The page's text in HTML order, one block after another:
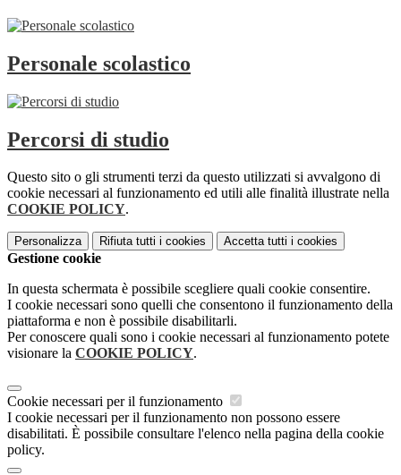
Personale scolastico
Percorsi di studio
Questo sito o gli strumenti terzi da questo utilizzati si avvalgono di
cookie necessari al funzionamento ed utili alle finalità illustrate nella
COOKIE POLICY.
Personalizza Rifiuta tutti i cookies Accetta tutti i cookies
Gestione cookie
In questa schermata è possibile scegliere quali cookie consentire.
I cookie necessari sono quelli che consentono il funzionamento della
piattaforma e non è possibile disabilitarli.
Per conoscere quali sono i cookie necessari al funzionamento potete
visionare la COOKIE POLICY.
Cookie necessari per il funzionamento
I cookie necessari per il funzionamento non possono essere
disabilitati. È possibile consultare l'elenco nella pagina della cookie
policy.